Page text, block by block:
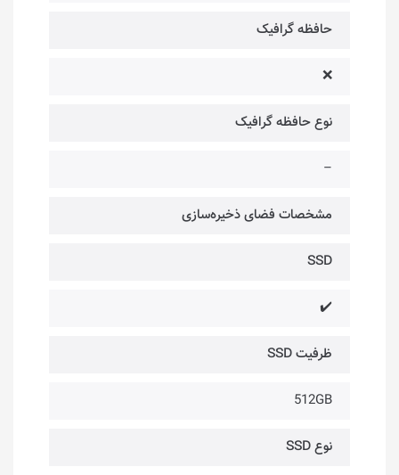
حافظه گرافیک
❌
نوع حافظه گرافیک
–
مشخصات فضای ذخیره‌سازی
SSD
✔️
ظرفیت SSD
512GB
نوع SSD